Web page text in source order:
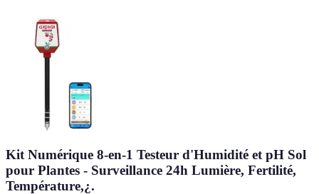
Kit Numérique 8-en-1 Testeur d'Humidité et pH Sol
pour Plantes - Surveillance 24h Lumière, Fertilité,
Température,¿.